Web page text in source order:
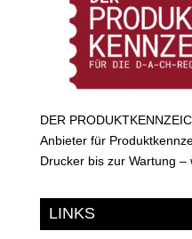
DER
Anbieter für
Drucker bis zur Wartung –
LINKS